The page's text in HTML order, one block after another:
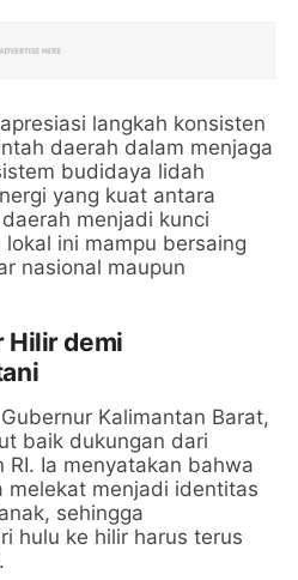
langkah konsisten
daerah dalam menjaga
budidaya lidah
yang kuat antara
menjadi kunci
ini mampu bersaing
nasional maupun
Hilir demi
Kalimantan Barat,
baik dukungan dari
RI. Ia menyatakan bahwa
melekat menjadi identitas
sehingga
hulu ke hilir harus terus